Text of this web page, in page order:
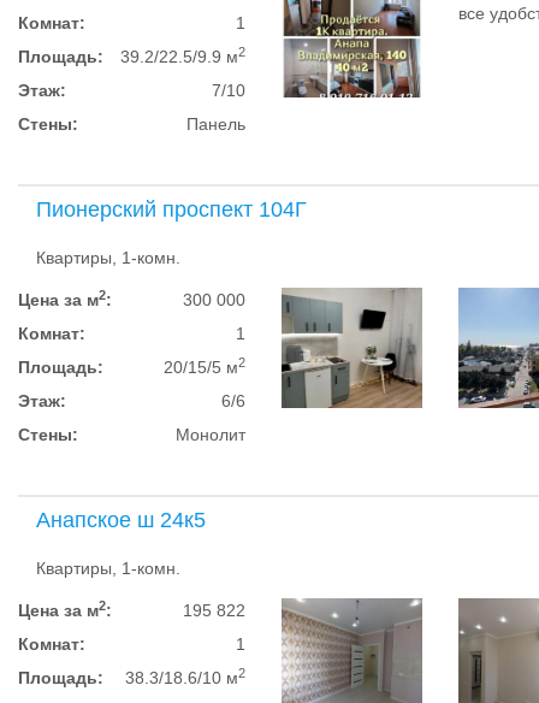
Комнат:
1
Площадь:
39.2/22.5/9.9 м2
Этаж:
7/10
Стены:
Панель
все
Пионерский проспект 104Г
Квартиры, 1-комн.
Цена за м2:
300 000
Комнат:
1
Площадь:
20/15/5 м2
Этаж:
6/6
Стены:
Монолит
Анапское ш 24к5
Квартиры, 1-комн.
Цена за м2:
195 822
Комнат:
1
Площадь:
38.3/18.6/10 м2